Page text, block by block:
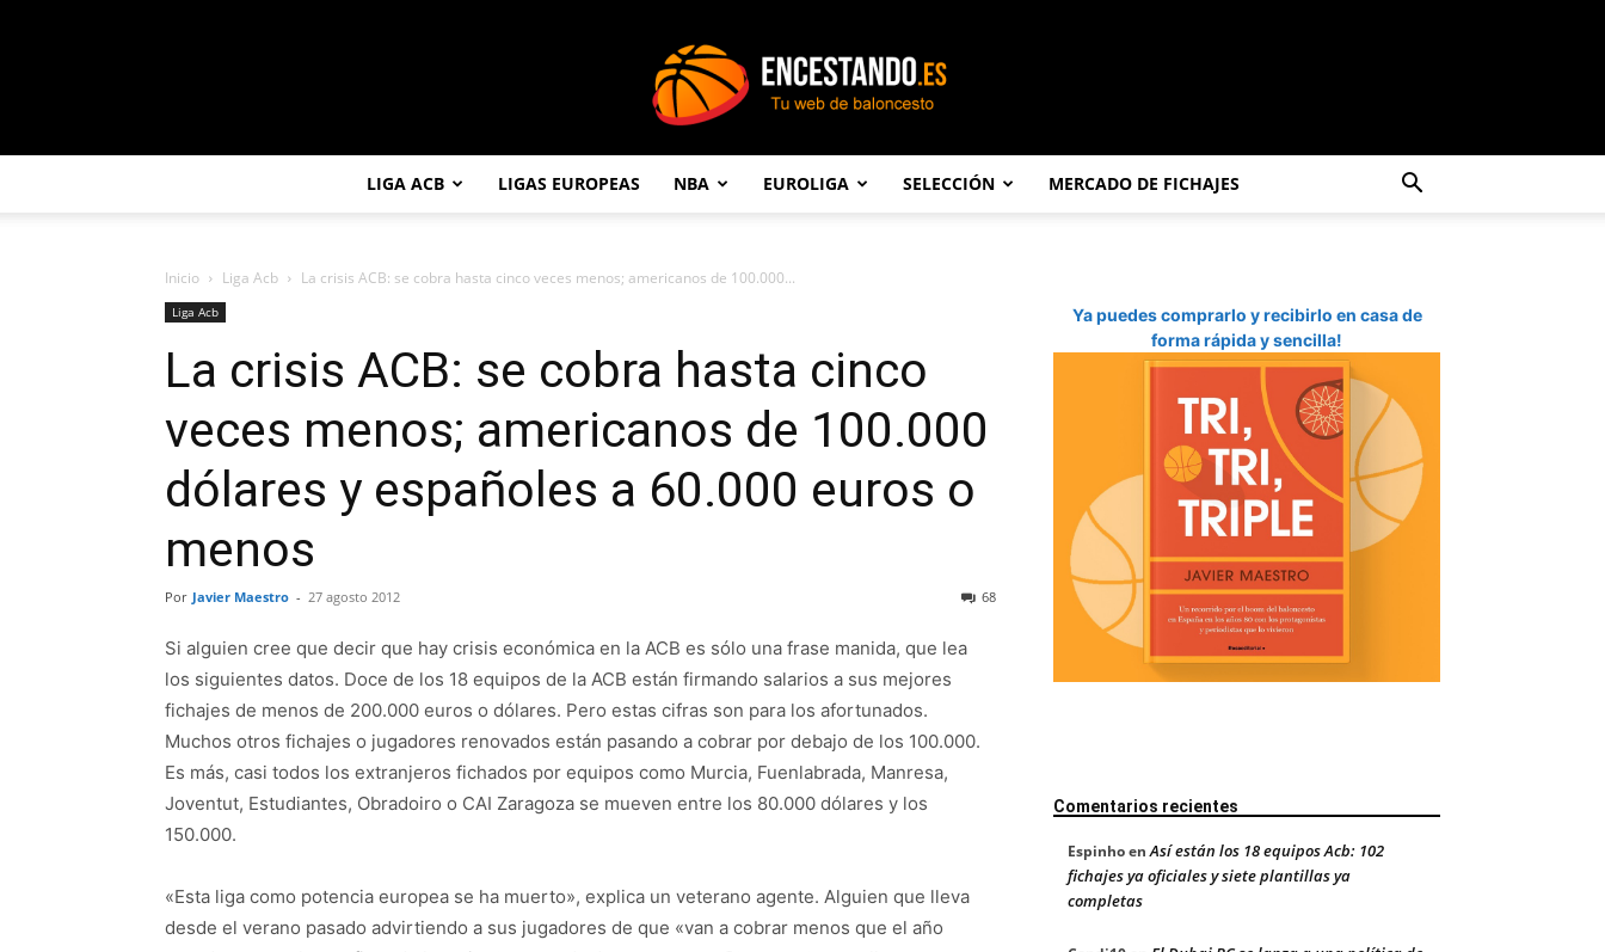
LIGA ACB LIGAS EUROPEAS NBA EUROLIGA SELECCIÓN MERCADO DE FICHAJES
Inicio Liga Acb La crisis ACB: se cobra hasta cinco veces menos; americanos de 100.000...
Liga Acb
La crisis ACB: se cobra hasta cinco
veces menos; americanos de 100.000
dólares y españoles a 60.000 euros o
menos
Por Javier Maestro - 27 agosto 2012 68
Si alguien cree que decir que hay crisis económica en la ACB es sólo una frase manida, que lea
los siguientes datos. Doce de los 18 equipos de la ACB están firmando salarios a sus mejores
fichajes de menos de 200.000 euros o dólares. Pero estas cifras son para los afortunados.
Muchos otros fichajes o jugadores renovados están pasando a cobrar por debajo de los 100.000.
Es más, casi todos los extranjeros fichados por equipos como Murcia, Fuenlabrada, Manresa,
Joventut, Estudiantes, Obradoiro o CAI Zaragoza se mueven entre los 80.000 dólares y los
150.000.
«Esta liga como potencia europea se ha muerto», explica un veterano agente. Alguien que lleva
desde el verano pasado advirtiendo a sus jugadores de que «van a cobrar menos que el año
Ya puedes comprarlo y recibirlo en casa de
forma rápida y sencilla!
Comentarios recientes
EspinhoenAsí están los 18 equipos Acb: 102
fichajes ya oficiales y siete plantillas ya
completas